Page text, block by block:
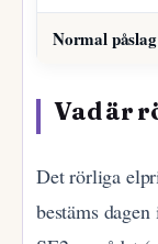
Normal påslag
Vad är
Det rörliga
bestäms